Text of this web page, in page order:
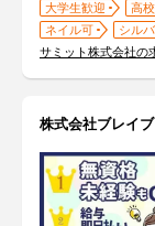
大学生歓迎 高
ネイル可
シル
サミット株式会社の
株式会社ブレイ